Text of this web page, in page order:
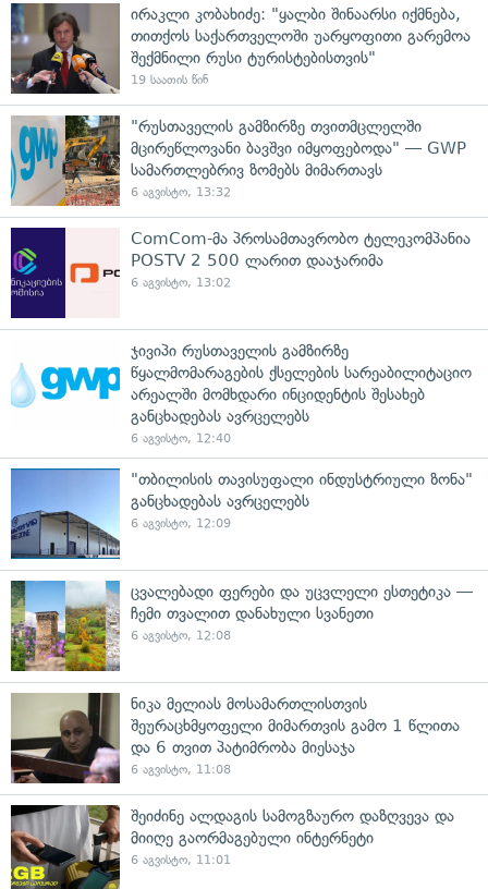
ირაკლი კობახიძე: "ყალბი შინაარსი იქმნება,
თითქოს საქართველოში უარყოფითი გარემოა
შექმნილი რუსი ტურისტებისთვის"
19 საათის წინ
"რუსთაველის გამზირზე თვითმცლელში
მცირეწლოვანი ბავშვი იმყოფებოდა" — GWP
სამართლებრივ ზომებს მიმართავს
6 აგვისტო, 13:32
ComCom-მა პროსამთავრობო ტელეკომპანია
POSTV 2 500 ლარით დააჯარიმა
6 აგვისტო, 13:02
ჯივიპი რუსთაველის გამზირზე
წყალმომარაგების ქსელების სარეაბილიტაციო
არეალში მომხდარი ინციდენტის შესახებ
განცხადებას ავრცელებს
6 აგვისტო, 12:40
"თბილისის თავისუფალი ინდუსტრიული ზონა"
განცხადებას ავრცელებს
6 აგვისტო, 12:09
ცვალებადი ფერები და უცვლელი ესთეტიკა —
ჩემი თვალით დანახული სვანეთი
6 აგვისტო, 12:08
ნიკა მელიას მოსამართლისთვის
შეურაცხმყოფელი მიმართვის გამო 1 წლითა
და 6 თვით პატიმრობა მიესაჯა
6 აგვისტო, 11:08
შეიძინე ალდაგის სამოგზაურო დაზღვევა და
მიიღე გაორმაგებული ინტერნეტი
6 აგვისტო, 11:01